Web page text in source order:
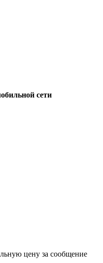
сети
цену за сообщение